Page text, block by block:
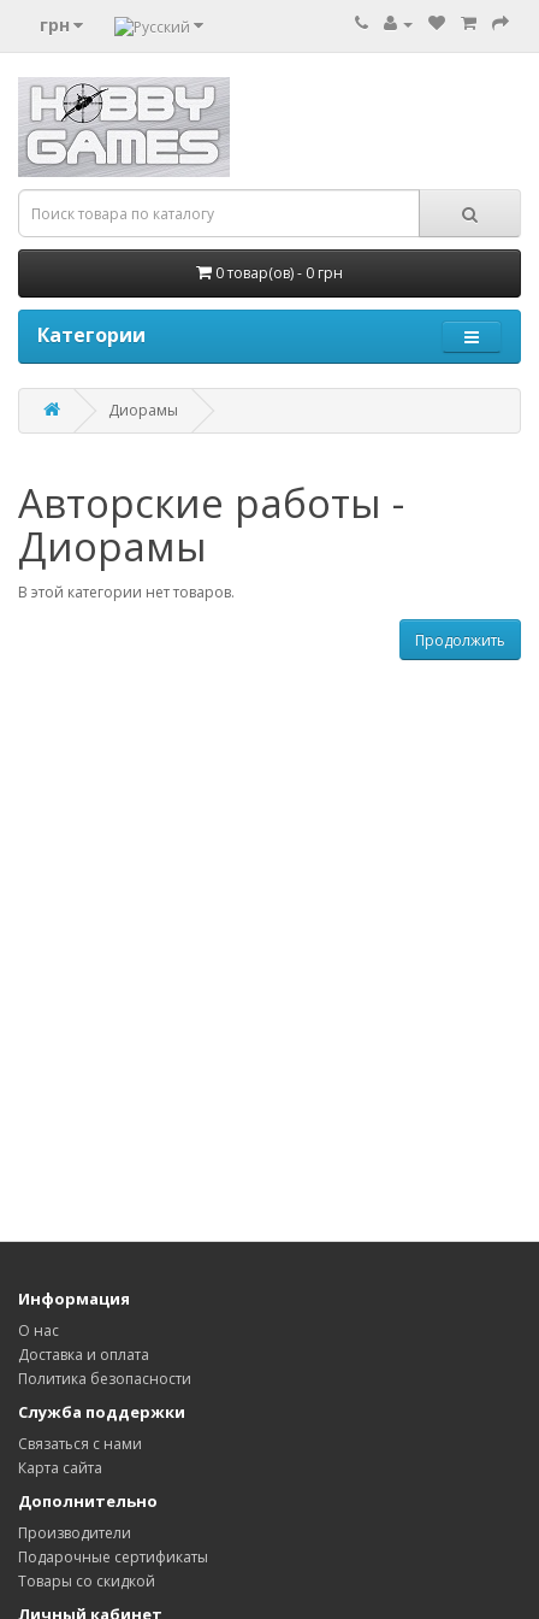
грн
0 товар(ов) - 0 грн
Категории
Диорамы
Авторские работы -
Диорамы
В этой категории нет товаров.
Продолжить
Информация
О нас
Доставка и оплата
Политика безопасности
Служба поддержки
Связаться с нами
Карта сайта
Дополнительно
Производители
Подарочные сертификаты
Товары со скидкой
Личный кабинет